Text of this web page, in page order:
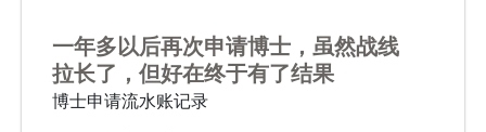
一年多以后再次申请博士，虽然战线
拉长了，但好在终于有了结果
博士申请流水账记录